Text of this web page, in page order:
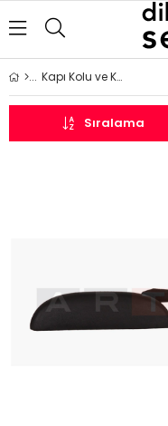
Kapı Kolu ve Kolçağı
Sıralama